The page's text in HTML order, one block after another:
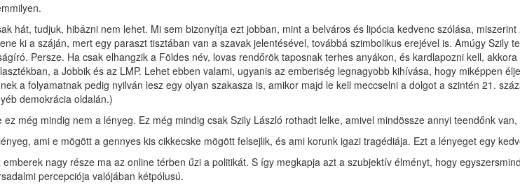
hát, tudjuk, hibázni nem lehet. Mi sem bizonyítja ezt jobban, mint a belváros és lipócia kedvenc szólása,
ki a száján, mert egy paraszt tisztában van a szavak jelentésével, továbbá szimbolikus erejével is. Amúgy Szily
Persze. Ha csak elhangzik a Földes név, lovas rendőrök taposnak terhes anyákon, és kardlapozni kell,
a Jobbik és az LMP. Lehet ebben valami, ugyanis az emberiség legnagyobb kihívása, hogy miképpen
a folyamatnak pedig nyilván lesz egy olyan szakasza is, amikor majd le kell meccselni a dolgot a szintén 21.
demokrácia oldalán.)
ez még mindig nem a lényeg. Ez még mindig csak Szily László rothadt lelke, amivel mindössze annyi teendőnk
ami e mögött a gennyes kis cikkecske mögött felsejlik, és ami korunk igazi tragédiája. Ezt a lényeget egy
emberek nagy része ma az online térben űzi a politikát. S így megkapja azt a szubjektív élményt, hogy
percepciója valójában kétpólusú.